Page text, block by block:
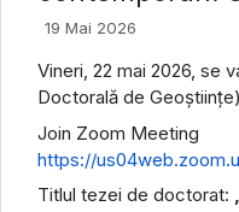
19 Mai 2026
Vineri, 22 mai 2026, se
Doctorală de
Join Zoom Meeting
https://
Titlul tezei de doctorat: